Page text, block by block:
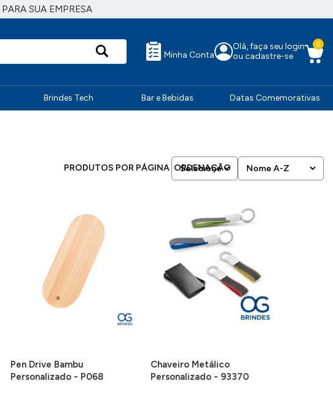
PARA SUA EMPRESA
Minha Conta
Olá, faça seu login
ou cadastre-se
0
Brindes Tech Bar e Bebidas Datas Comemorativas
Pen Drive Bambu
Personalizado - P068
Chaveiro Metálico
Personalizado - 93370